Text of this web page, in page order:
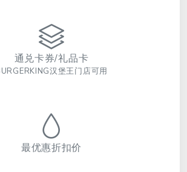
通兑卡券/礼品卡
汉堡王门店可用
最优惠折扣价